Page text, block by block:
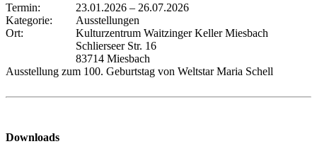
Termin: 23.01.2026 – 26.07.2026
Kategorie:
Ausstellungen
Ort:
Kulturzentrum Waitzinger Keller Miesbach
Schlierseer Str. 16
83714 Miesbach
Ausstellung zum 100. Geburtstag von Weltstar Maria Schell
Downloads